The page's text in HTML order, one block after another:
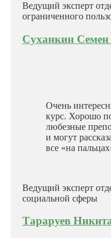
Ведущий эксперт
ограниченного
Суханкин Семен
Очень
курс. Хорошо
любезные
и могут
все «на
Ведущий эксперт
социальной сферы
Тараруев